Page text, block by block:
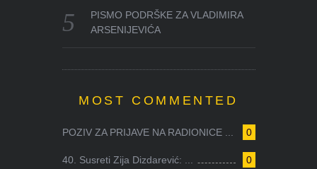
PISMO PODRŠKE ZA VLADIMIRA
ARSENIJEVIĆA
MOST COMMENTED
0
POZIV ZA PRIJAVE NA RADIONICE ...
0
40. Susreti Zija Dizdarević: ...